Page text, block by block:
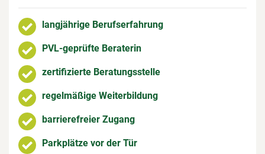
langjährige Berufserfahrung
PVL-geprüfte Beraterin
zertifizierte Beratungsstelle
regelmäßige Weiterbildung
barrierefreier Zugang
Parkplätze vor der Tür